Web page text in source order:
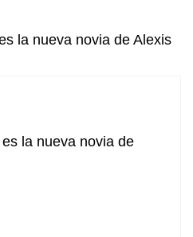
la nueva novia de